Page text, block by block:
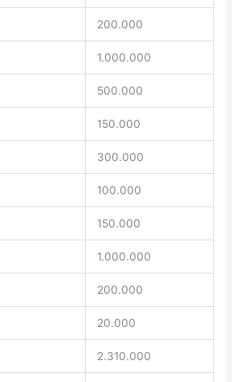
200.000
1.000.000
500.000
150.000
300.000
100.000
150.000
1.000.000
200.000
20.000
2.310.000